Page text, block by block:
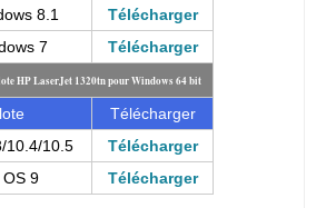
8.1
Télécharger
7
Télécharger
HP LaserJet 1320tn pour Windows 64 bit
Télécharger
10.4/10.5
Télécharger
9
Télécharger